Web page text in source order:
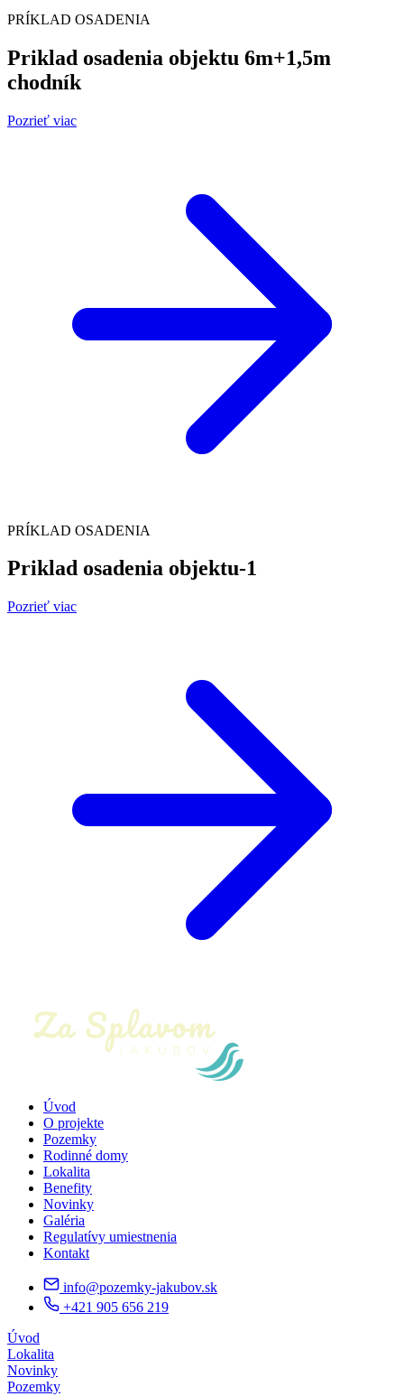
PRÍKLAD OSADENIA
Priklad osadenia objektu 6m+1,5m
chodník
Pozrieť viac
PRÍKLAD OSADENIA
Priklad osadenia objektu-1
Pozrieť viac
Úvod
O projekte
Pozemky
Rodinné domy
Lokalita
Benefity
Novinky
Galéria
Regulatívy umiestnenia
Kontakt
info@pozemky-jakubov.sk
+421 905 656 219
Úvod
Lokalita
Novinky
Pozemky